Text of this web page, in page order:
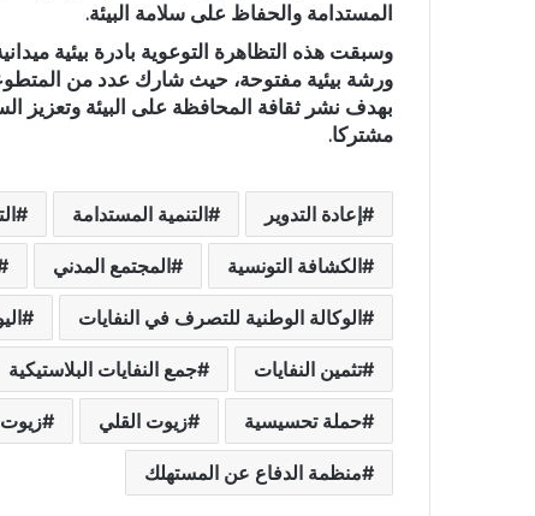
المستدامة والحفاظ على سلامة البيئة.
وسبقت هذه التظاهرة التوعوية بادرة بيئية
ورشة بيئية مفتوحة، حيث شارك عدد من
بهدف نشر ثقافة المحافظة على البيئة وتعزيز
مشتركا.
إعادة التدوير التنمية المستدامة
الكشافة التونسية المجتمع المدني
الوكالة الوطنية للتصرف في النفايات
تثمين النفايات جمع النفايات البلاستيكية
حملة تحسيسية زيوت القلي زيوت
منظمة الدفاع عن المستهلك